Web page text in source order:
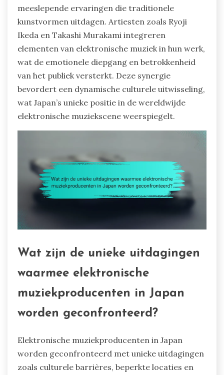
meeslepende ervaringen die traditionele
kunstvormen uitdagen. Artiesten zoals Ryoji
Ikeda en Takashi Murakami integreren
elementen van elektronische muziek in hun werk,
wat de emotionele diepgang en betrokkenheid
van het publiek versterkt. Deze synergie
bevordert een dynamische culturele uitwisseling,
wat Japan’s unieke positie in de wereldwijde
elektronische muziekscene weerspiegelt.
Wat zijn de unieke uitdagingen
waarmee elektronische
muziekproducenten in Japan
worden geconfronteerd?
Elektronische muziekproducenten in Japan
worden geconfronteerd met unieke uitdagingen
zoals culturele barrières, beperkte locaties en